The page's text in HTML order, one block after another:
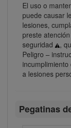
El uso o
puede causar
lesiones,
preste
seguridad
,
Peligro –
a lesiones
Pegatinas